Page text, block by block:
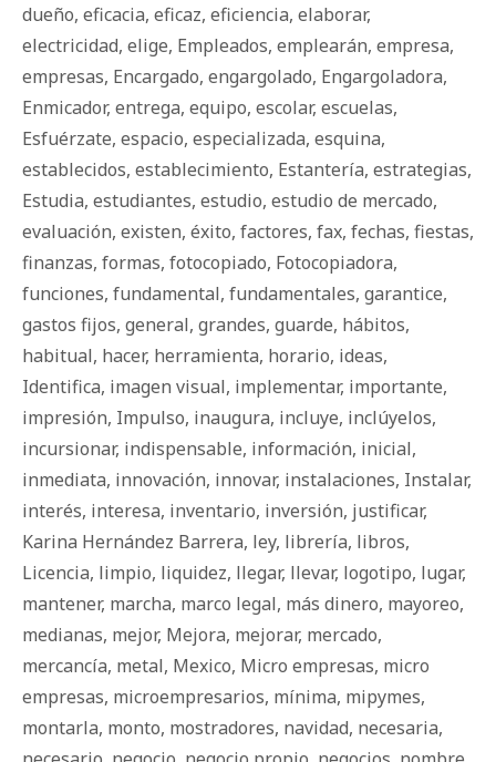
dueño, eficacia, eficaz, eficiencia, elaborar,
electricidad, elige, Empleados, emplearán, empresa,
empresas, Encargado, engargolado, Engargoladora,
Enmicador, entrega, equipo, escolar, escuelas,
Esfuérzate, espacio, especializada, esquina,
establecidos, establecimiento, Estantería, estrategias,
Estudia, estudiantes, estudio, estudio de mercado,
evaluación, existen, éxito, factores, fax, fechas, fiestas,
finanzas, formas, fotocopiado, Fotocopiadora,
funciones, fundamental, fundamentales, garantice,
gastos fijos, general, grandes, guarde, há­bi­tos,
habitual, hacer, herramienta, horario, ideas,
Identifica, imagen visual, implementar, importante,
impresión, Impulso, inaugura, incluye, inclúyelos,
incursionar, indispensable, información, inicial,
inmediata, innovación, innovar, instalaciones, Instalar,
interés, interesa, inventario, inversión, justificar,
Karina Hernández Barrera, ley, librería, libros,
Licencia, limpio, liquidez, llegar, llevar, logotipo, lugar,
mantener, marcha, marco legal, más dinero, mayoreo,
medianas, mejor, Mejora, mejorar, mercado,
mercancía, metal, Mexico, Micro empresas, micro
empresas, microempresarios, mínima, mipymes,
montarla, monto, mostradores, navidad, necesaria,